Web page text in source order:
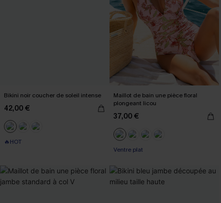
Bikini noir coucher de soleil intense
42,00 €
🔥HOT
Maillot de bain une pièce floral
plongeant licou
37,00 €
Ventre plat